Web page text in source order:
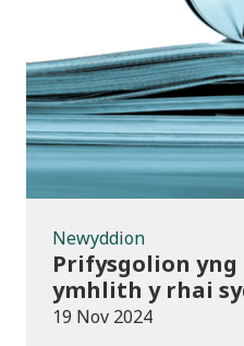
Newyddion
Prifysgolion yng
ymhlith y rhai
mabwysiadu’r
19 Nov 2024